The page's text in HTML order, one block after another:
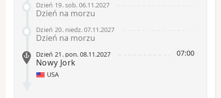
Dzień 19.sob.06.11.2027
Dzień na morzu
Dzień 20. niedz.07.11.2027
Dzień na morzu
07:00
Dzień 21 . pon.08.11.2027
Nowy Jork
USA